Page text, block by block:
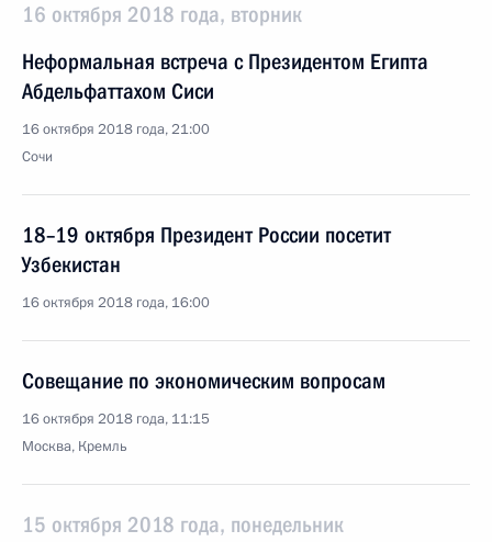
16 октября 2018 года, вторник
Неформальная встреча с Президентом Египта
Абдельфаттахом Сиси
16 октября 2018 года, 21:00
Сочи
18–19 октября Президент России посетит
Узбекистан
16 октября 2018 года, 16:00
Совещание по экономическим вопросам
16 октября 2018 года, 11:15
Москва, Кремль
15 октября 2018 года, понедельник